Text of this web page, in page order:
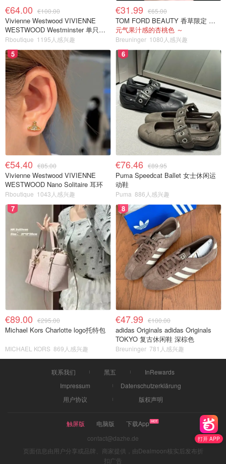
打开 APP
€64.00 €100.00
Vivienne Westwood VIVIENNE
WESTWOOD Westminster 单只耳
环
Rboutique 1195人感兴趣
€31.99 €65.00
TOM FORD BEAUTY 香草限定 镜面唇蜜 #08INHIBITION
元气果汁感的杏桃色 ～
Breuninger 1080人感兴趣
5
€54.40 €85.00
Vivienne Westwood VIVIENNE
WESTWOOD Nano Solitaire 耳环
Rboutique 1043人感兴趣
6
€76.46 €89.95
Puma Speedcat Ballet 女士休闲运
动鞋
Puma 886人感兴趣
7
€89.00 €295.00
Michael Kors Charlotte logo托特包
MICHAEL KORS 869人感兴趣
8
€47.99 €100.00
adidas Originals adidas Originals
TOKYO 复古休闲鞋 深棕色
Breuninger 781人感兴趣
联系我们 黑五
InRewards
Impressum
Datenschutzerklärung
用户协议
版权声明
触屏版 电脑版
下载App
contact@dazhe.de
页面信息由用户分享或品牌、商家提供，由Dealmoon核实后发布折
扣广告